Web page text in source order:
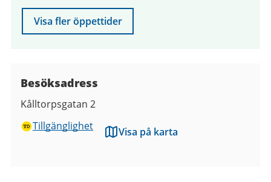
Visa fler öppettider
Besöksadress
Kålltorpsgatan 2
Tillgänglighet
Visa på karta